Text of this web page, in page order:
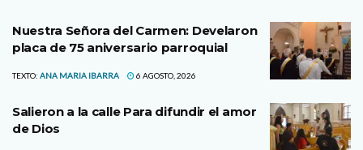
Nuestra Señora del Carmen: Develaron
placa de 75 aniversario parroquial
TEXTO: ANA MARIA IBARRA 6 AGOSTO, 2026
Salieron a la calle Para difundir el amor
de Dios